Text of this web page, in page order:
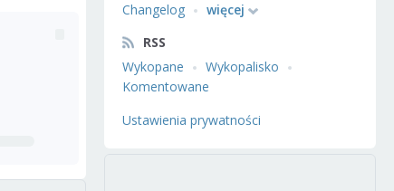
Changelog
więcej
RSS
Wykopane
Wykopalisko
Komentowane
Ustawienia prywatności